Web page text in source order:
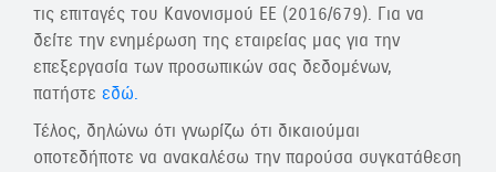
τις επιταγές του Κανονισμού ΕΕ (2016/679). Για να
δείτε την ενημέρωση της εταιρείας μας για την
επεξεργασία των προσωπικών σας δεδομένων,
πατήστε εδώ.
Τέλος, δηλώνω ότι γνωρίζω ότι δικαιούμαι
οποτεδήποτε να ανακαλέσω την παρούσα συγκατάθεση